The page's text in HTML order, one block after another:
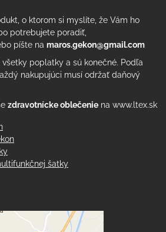
o ktorom si myslíte, že Vám ho
potrebujete poradiť,
píšte na maros.gekon@gmail.com
poplatky a sú konečné. Podľa
nakupujúci musí održať daňový
zdravotnícke oblečenie na www.ltex.sk
šatky